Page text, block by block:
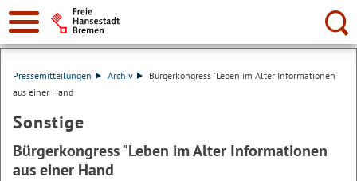
Suche:
Pressemitteilungen Archiv
Bürgerkongress "Leben im Alter Informationen
aus einer Hand
Sonstige
Bürgerkongress "Leben im Alter Informationen
aus einer Hand